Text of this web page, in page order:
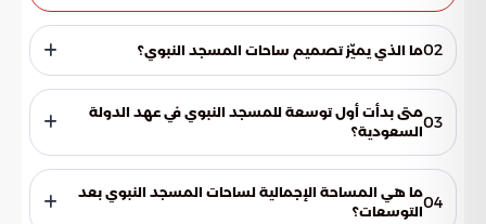
02ما الذي يميّز تصميم ساحات المسجد النبوي؟
تتميز الأرضيات المرصوفة بالجرانيت والرخام الملون بأشكال
هندسية إسلامية بديعة.
03متى بدأت أول توسعة للمسجد النبوي في عهد الدولة
السعودية؟
بدأت في عام 1948م في عهد الملك عبد العزيز بن عبد الرحمن آل
سعود.
04ما هي المساحة الإجمالية لساحات المسجد النبوي بعد
التوسعات؟